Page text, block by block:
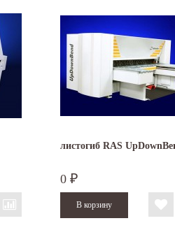
листогиб RAS
0 ₽